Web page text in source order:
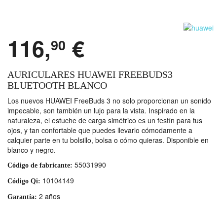
116,90 €
AURICULARES HUAWEI FREEBUDS3
BLUETOOTH BLANCO
Los nuevos HUAWEI FreeBuds 3 no solo proporcionan un sonido
impecable, son también un lujo para la vista. Inspirado en la
naturaleza, el estuche de carga simétrico es un festín para tus
ojos, y tan confortable que puedes llevarlo cómodamente a
calquier parte en tu bolsillo, bolsa o cómo quieras. Disponible en
blanco y negro.
Código de fabricante: 55031990
Código Qi: 10104149
Garantía: 2 años